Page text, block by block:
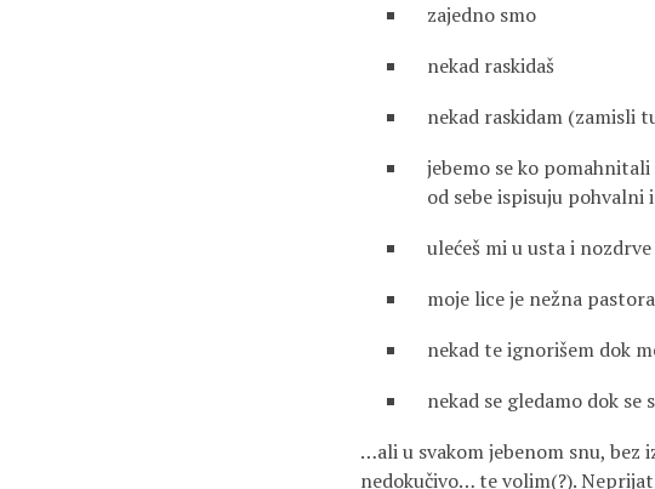
zajedno smo
nekad raskidaš
nekad raskidam (zamisli
jebemo se ko
od sebe ispisuju
ulećeš mi u usta i
moje lice je nežna
nekad te ignorišem dok
nekad se gledamo dok se
…ali u svakom jebenom snu, bez
nedokučivo… te volim(?).